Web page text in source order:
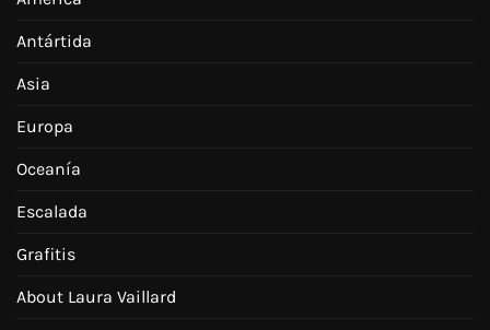
Antártida
Asia
Europa
Oceanía
Escalada
Grafitis
About Laura Vaillard